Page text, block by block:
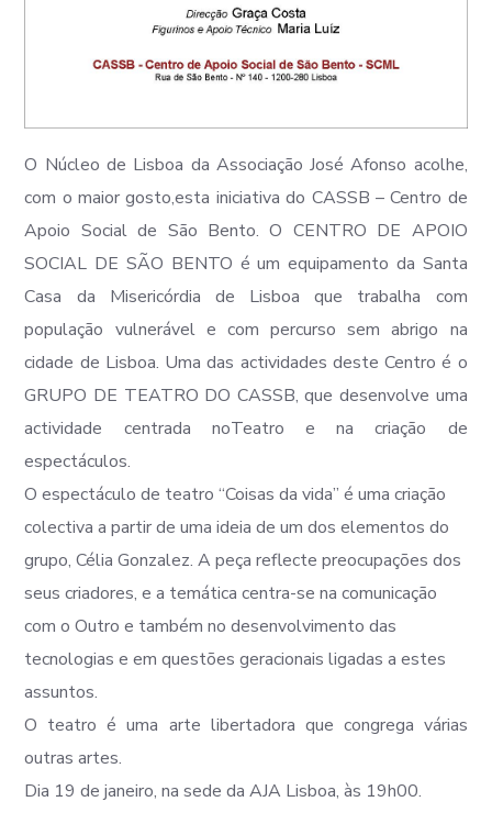
O​ Núcleo de Lisboa da Associação José Afonso acolhe​,
com o maior gosto,​esta iniciativa do CASSB – Centro de
Apoio Social de São Bento. O CENTRO DE APOIO
SOCIAL DE SÃO BENTO é um equipamento da Santa
Casa da Misericórdia de Lisboa que trabalha com
população vulnerável e com percurso sem abrigo na
cidade de Lisboa. Uma das actividades deste Centro é o
GRUPO DE TEATRO DO CASSB, que desenvolve uma
actividade centrada noTeatro e na criação de
espectáculos.
O espectáculo de teatro “Coisas da vida” é uma criação
colectiva a partir de uma ideia de um dos elementos do
grupo, Célia Gonzalez. A peça reflecte preocupações dos
seus criadores, e a temática centra-se na comunicação
com o Outro e também no desenvolvimento das
tecnologias e em questões geracionais ligadas a estes
assuntos.
O teatro é uma arte libertadora que congrega várias
outras artes.
Dia 19 de janeiro, na sede da AJA Lisboa, às 19h00.​